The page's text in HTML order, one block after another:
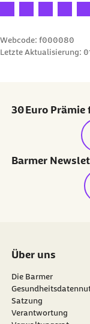
Ihre Bewertung: 1
Ihre Bewertung:
Ihre Ihre
Webcode: f000080
Letzte Aktualisierung:
30 Euro
Barmer
Über uns
Die Barmer
Satzung
Verantwortung